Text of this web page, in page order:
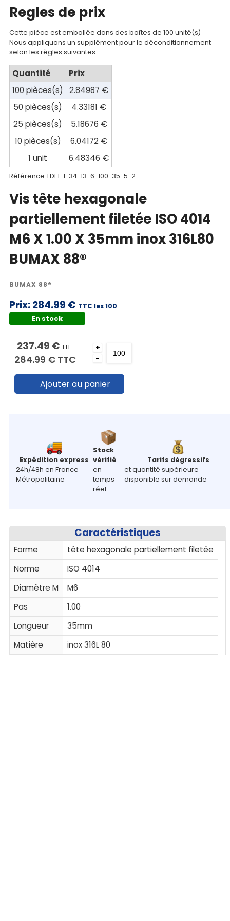
Documentations
Mon
compte
Mon
panier
Contact
Regles de prix
Cette pièce est emballée dans des boîtes de 100 unité(s)
Nous appliquons un supplément pour le déconditionnement
selon les règles suivantes
Quantité
Prix
100 pièces(s)
2.84987 €
50 pièces(s)
4.33181 €
25 pièces(s)
5.18676 €
10 pièces(s)
6.04172 €
1 unit
6.48346 €
Référence TDI 1-1-34-13-6-100-35-5-2
Vis tête hexagonale
partiellement filetée ISO 4014
M6 X 1.00 X 35mm inox 316L80
BUMAX 88®
BUMAX 88®
Prix:284.99 € TTC les 100
En stock
237.49 € HT
284.99 € TTC
+
-
Ajouter au panier
Expédition express
24h/48h en France
Métropolitaine
Stock
vérifié
en
temps
réel
Tarifs dégressifs
et quantité supérieure
disponible sur demande
Caractéristiques
Forme
tête hexagonale partiellement filetée
Norme
ISO 4014
Diamètre M
M6
Pas
1.00
Longueur
35mm
Matière
inox 316L 80